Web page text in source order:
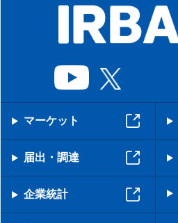
マーケット
届出・調達
企業統計